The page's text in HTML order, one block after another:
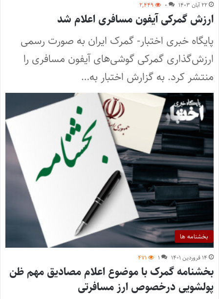
۲۲ آبان ۱۴۰۳ ۰ ۲,۴۴۹
ارزش گمرکی آیفون مسافری اعلام شد
پایگاه خبری اختبار- گمرک ایران به صورت رسمی
ارزش‌گذاری گمرکی گوشی‌های آیفون مسافری را
منتشر کرد. به گزارش اختبار به…
بخشنامه ها
۱۴ فروردین ۱۴۰۱ ۱ ۴۷۱
بخشنامه گمرک با موضوع اعلام مصادیق مهم ظن
پولشویی درخصوص ارز مسافرتی